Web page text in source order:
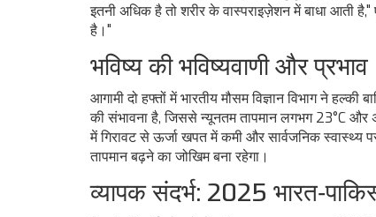
इतनी अधिक है तो शरीर के वास्पराइज़ेशन में बाधा आती
है।"
भविष्य की भविष्यवाणी और प्रभाव
आगामी दो हफ्तों मेंभारतीय मौसम विज्ञान विभागने हल्की
की संभावना है, जिससे न्यूनतम तापमान लगभग 23°C और
में गिरावट से ऊर्जा खपत में कमी और सार्वजनिक
तापमान बढ़ने का जोखिम बना रहेगा।
व्यापक संदर्भ: 2025